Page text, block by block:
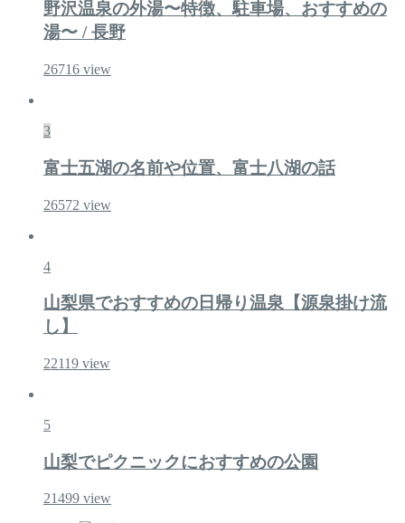
野沢温泉の外湯〜特徴、駐車場、おすすめの
湯〜 / 長野
26716 view
3
富士五湖の名前や位置、富士八湖の話
26572 view
4
山梨県でおすすめの日帰り温泉【源泉掛け流
し】
22119 view
5
山梨でピクニックにおすすめの公園
21499 view